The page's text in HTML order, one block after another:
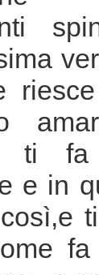
ti fa
e in